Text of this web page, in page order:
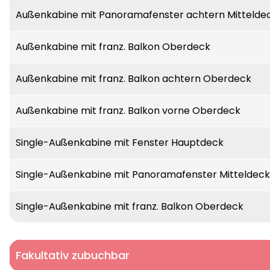
Außenkabine mit Panoramafenster achtern
Außenkabine mit franz. Balkon Oberdeck
Außenkabine mit franz. Balkon achtern Oberdeck
Außenkabine mit franz. Balkon vorne Oberdeck
Single-Außenkabine mit Fenster Hauptdeck
Single-Außenkabine mit Panoramafenster Mitteldeck
Single-Außenkabine mit franz. Balkon Oberdeck
Fakultativ zubuchbar